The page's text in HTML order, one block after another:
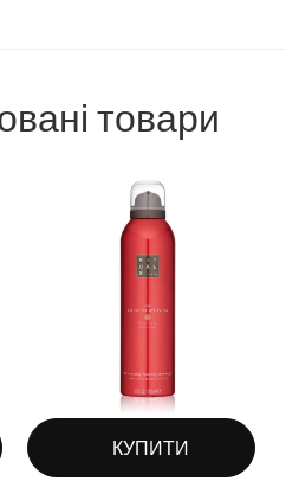
товари
КУПИТИ